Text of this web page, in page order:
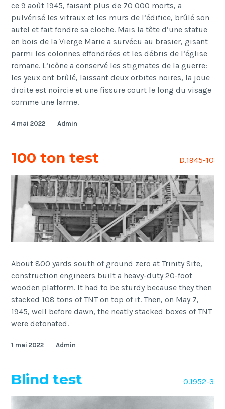
ce 9 août 1945, faisant plus de 70 000 morts, a
pulvérisé les vitraux et les murs de l’édifice, brûlé son
autel et fait fondre sa cloche. Mais la tête d’une statue
en bois de la Vierge Marie a survécu au brasier, gisant
parmi les colonnes effondrées et les débris de l’église
romane. L’icône a conservé les stigmates de la guerre:
les yeux ont brûlé, laissant deux orbites noires, la joue
droite est noircie et une fissure court le long du visage
comme une larme.
4 mai 2022 Admin
100 ton test D.1945-10
About 800 yards south of ground zero at Trinity Site,
construction engineers built a heavy-duty 20-foot
wooden platform. It had to be sturdy because they then
stacked 108 tons of TNT on top of it. Then, on May 7,
1945, well before dawn, the neatly stacked boxes of TNT
were detonated.
1 mai 2022 Admin
Blind test O.1952-3